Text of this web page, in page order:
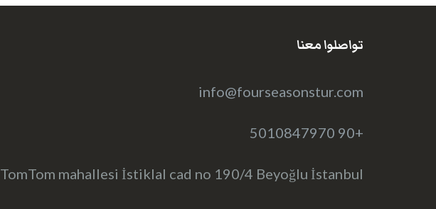
تواصلوا معنا
info@fourseasonstur.com
+90 5010847970
TomTom mahallesi İstiklal cad no 190/4 Beyoğlu İstanbul